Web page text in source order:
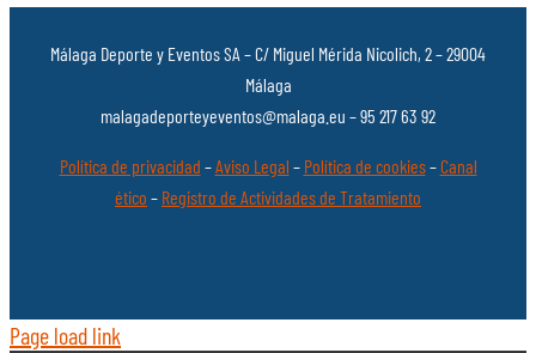
Málaga Deporte y Eventos SA – C/ Miguel Mérida Nicolich, 2 – 29004
Málaga
malagadeporteyeventos@malaga.eu – 95 217 63 92
Política de privacidad –Aviso Legal – Política de cookies–Canal
ético – Registro de Actividades de Tratamiento
Page load link